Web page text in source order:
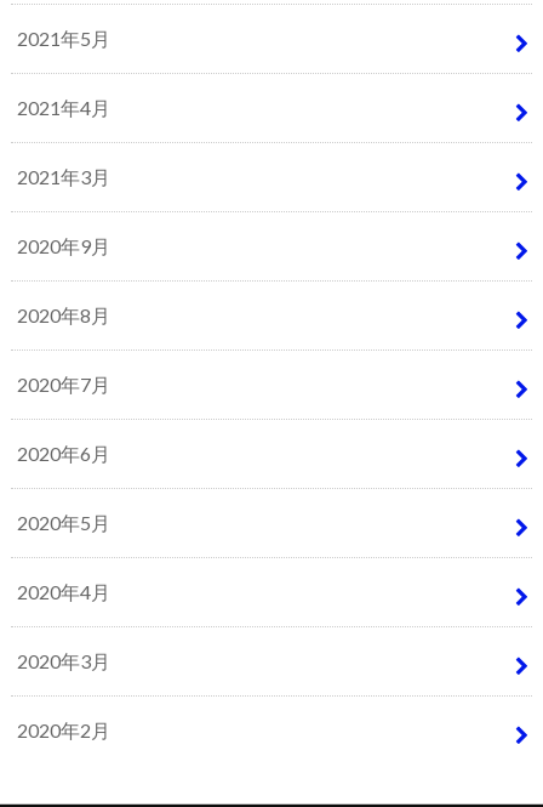
2021年5月
2021年4月
2021年3月
2020年9月
2020年8月
2020年7月
2020年6月
2020年5月
2020年4月
2020年3月
2020年2月